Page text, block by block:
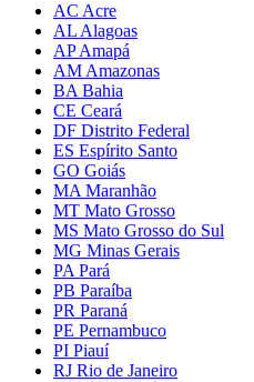
AC Acre
AL Alagoas
AP Amapá
AM Amazonas
BA Bahia
CE Ceará
DF Distrito Federal
ES Espírito Santo
GO Goiás
MA Maranhão
MT Mato Grosso
MS Mato Grosso do Sul
MG Minas Gerais
PA Pará
PB Paraíba
PR Paraná
PE Pernambuco
PI Piauí
RJ Rio de Janeiro